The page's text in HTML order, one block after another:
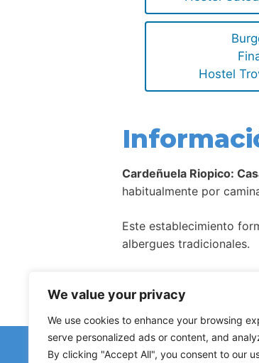
We value your privacy
We use cookies to enhance your browsing
serve personalized ads or content, and
By clicking "Accept All", you consent to our
Hostel
Cardeñuela Riopico:
habitualmente por
Este establecimiento
albergues tradicionales.
Como ocurre con la